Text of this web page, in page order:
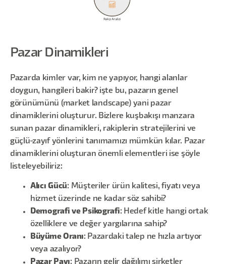
Pazar Dinamikleri
Pazarda kimler var, kim ne yapıyor, hangi alanlar
doygun, hangileri bakir? işte bu, pazarın genel
görünümünü (market landscape) yani pazar
dinamiklerini oluşturur. Bizlere kuşbakışı manzara
sunan pazar dinamikleri, rakiplerin stratejilerini ve
güçlü-zayıf yönlerini tanımamızı mümkün kılar. Pazar
dinamiklerini oluşturan önemli elementleri ise şöyle
listeleyebiliriz:
Alıcı Gücü: Müşteriler ürün kalitesi, fiyatı veya
hizmet üzerinde ne kadar söz sahibi?
Demografi ve Psikografi: Hedef kitle hangi ortak
özelliklere ve değer yargılarına sahip?
Büyüme Oranı: Pazardaki talep ne hızla artıyor
veya azalıyor?
Pazar Payı: Pazarın gelir dağılımı şirketler